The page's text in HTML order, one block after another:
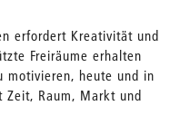
erfordert Kreativität und
Freiräume erhalten
motivieren, heute und in
Zeit, Raum, Markt und